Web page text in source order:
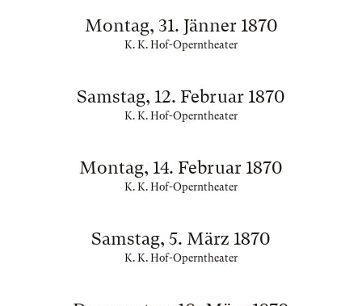
Montag, 31. Jänner 1870
K. K. Hof-Operntheater
Samstag, 12. Februar 1870
K. K. Hof-Operntheater
Montag, 14. Februar 1870
K. K. Hof-Operntheater
Samstag, 5. März 1870
K. K. Hof-Operntheater